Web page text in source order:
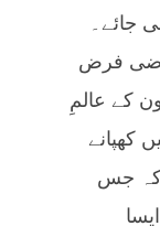
جائے۔
ماضی فرض
کے عالمِ
کھپانے
کہ جس